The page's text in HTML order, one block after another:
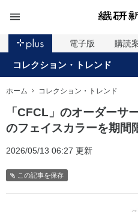
電子版 購読
コレクション・トレンド
ホーム コレクション・トレンド
「CFCL」のオーダーサ
のフェイスカラーを期間
2026/05/13 06:27 更新
この記事を保存